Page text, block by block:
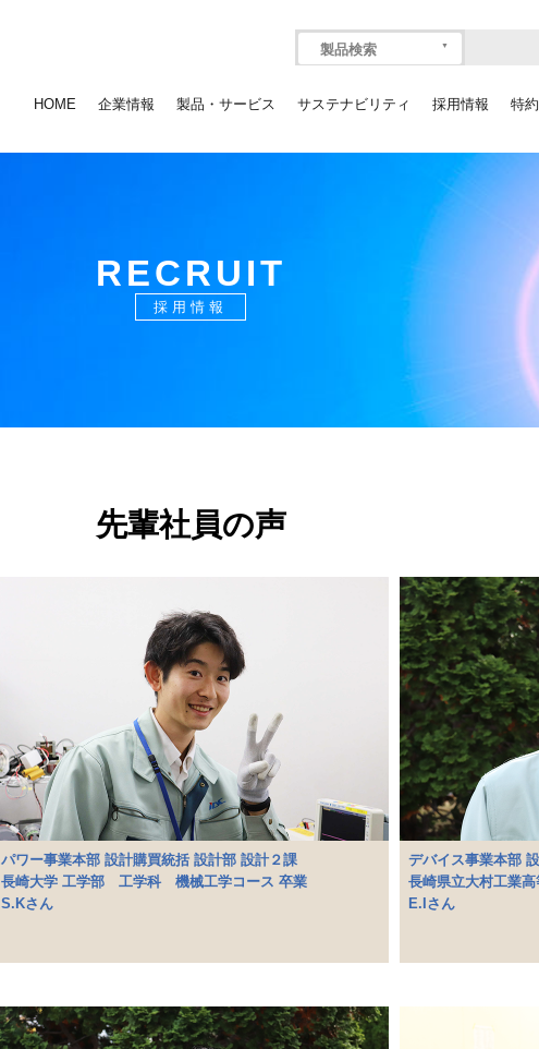
製品検索
HOME 企業情報 製品・サービス サステナビリティ 採用情報 特
RECRUIT
採用情報
先輩社員の声
パワー事業本部 設計購買統括 設計部 設計２課
長崎大学 工学部 工学科 機械工学コース 卒業
S.Kさん
デバイス事業本部
長崎県立大村工業
E.Iさん